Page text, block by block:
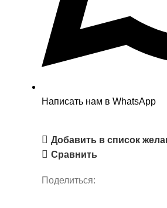
Написать нам в WhatsApp
Добавить в список
Сравнить
Поделиться: